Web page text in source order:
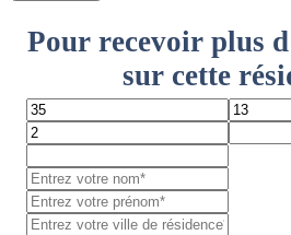
Pour recevoir plus
sur cette